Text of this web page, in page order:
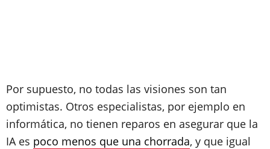
Por supuesto, no todas las visiones son tan
optimistas. Otros especialistas, por ejemplo en
informática, no tienen reparos en asegurar que la
IA es poco menos que una chorrada, y que igual